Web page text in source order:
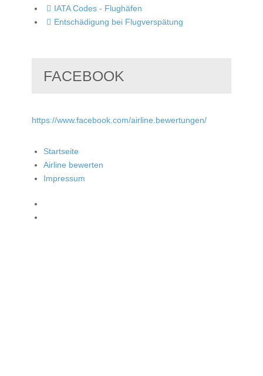
IATA Codes - Flughäfen
Entschädigung bei Flugverspätung
FACEBOOK
https://www.facebook.com/airline.bewertungen/
Startseite
Airline bewerten
Impressum